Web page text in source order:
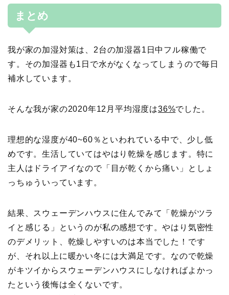
まとめ
我が家の加湿対策は、2台の加湿器1日中フル稼働で
す。その加湿器も1日で水がなくなってしまうので毎日
補水しています。
そんな我が家の2020年12月平均湿度は36%でした。
理想的な湿度が40~60％といわれている中で、少し低
めです。生活していてはやはり乾燥を感じます。特に
主人はドライアイなので「目が乾くから痛い」としょ
っちゅういっています。
結果、スウェーデンハウスに住んでみて「乾燥がツラ
イと感じる」というのが私の感想です。やはり気密性
のデメリット、乾燥しやすいのは本当でした！です
が、それ以上に暖かい冬には大満足です。なので乾燥
がキツイからスウェーデンハウスにしなければよかっ
たという後悔は全くないです。